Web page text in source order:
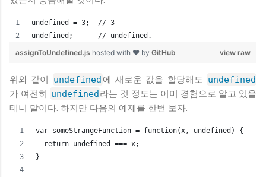
undefined = 3;  // 3
undefined;      // undefined.
view raw
assignToUndefined.js hosted with ❤ by GitHub
위와 같이 undefined 에 새로운 값을 할당해도
undefined
가 여전히 undefined라는 것 정도는 이미 경험으로 알고 있을
테니 말이다. 하지만 다음의 예제를 한번 보자.
var someStrangeFunction = function(x, undefined) {
  return undefined === x;
}